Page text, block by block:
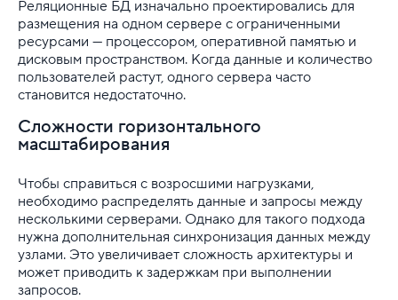
Реляционные БД изначально проектировались для
размещения на одном сервере с ограниченными
ресурсами — процессором, оперативной памятью и
дисковым пространством. Когда данные и количество
пользователей растут, одного сервера часто
становится недостаточно.
Сложности горизонтального
масштабирования
Чтобы справиться с возросшими нагрузками,
необходимо распределять данные и запросы между
несколькими серверами. Однако для такого подхода
нужна дополнительная синхронизация данных между
узлами. Это увеличивает сложность архитектуры и
может приводить к задержкам при выполнении
запросов.